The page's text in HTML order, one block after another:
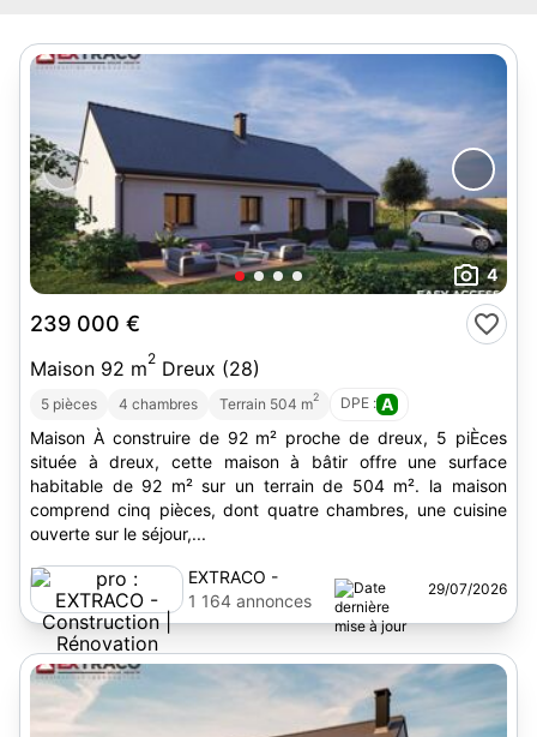
4
239 000 €
Maison 92 m2 Dreux (28)
5 pièces 4 chambres Terrain 504 m2 DPE : A
Maison À construire de 92 m² proche de dreux, 5 piÈces
située à dreux, cette maison à bâtir offre une surface
habitable de 92 m² sur un terrain de 504 m². la maison
comprend cinq pièces, dont quatre chambres, une cuisine
ouverte sur le séjour,...
EXTRACO -
Construction |
Rénovation
1 164 annonces
29/07/2026